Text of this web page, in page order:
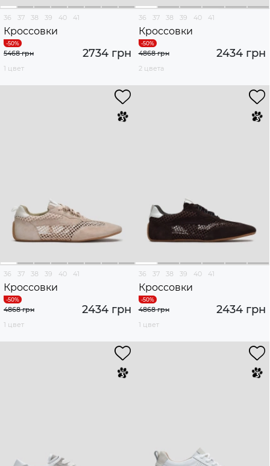
36 37 38 39 40 41
Кроссовки
2734 грн
5468 грн
1 цвет
36 37 38 39 40 41
Кроссовки
2434 грн
4868 грн
2 цвета
36 37 38 39 40 41
Кроссовки
2434 грн
4868 грн
1 цвет
36 37 38 39 40 41
Кроссовки
2434 грн
4868 грн
1 цвет